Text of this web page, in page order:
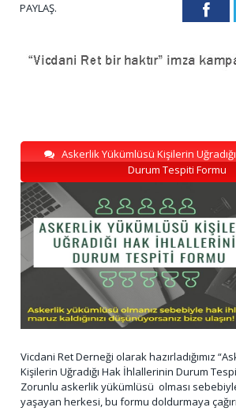
PAYLAŞ.
Askerlik Yükümlüsü Kişilerin
Durum Tespiti Formu
Vicdani Ret Derneği olarak hazırladığımız
Kişilerin Uğradığı Hak İhlallerinin Durum
Zorunlu askerlik yükümlüsü olması
yaşayan herkesi, bu formu doldurmaya